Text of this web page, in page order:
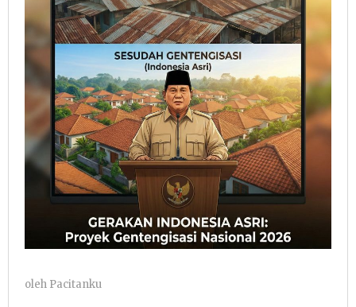
oleh Pacitanku